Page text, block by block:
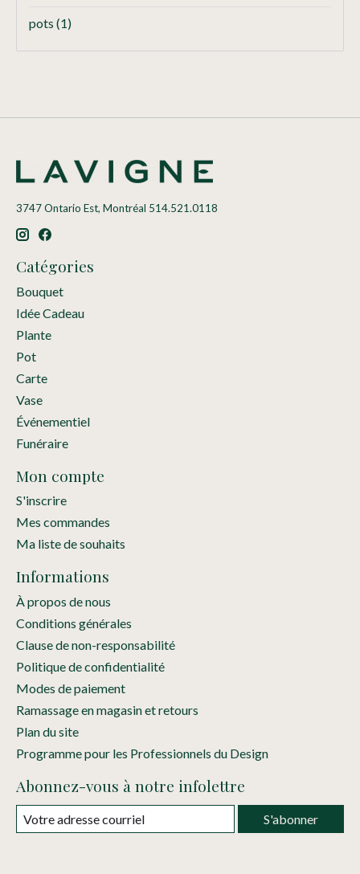
pots (1)
3747 Ontario Est, Montréal 514.521.0118
Catégories
Bouquet
Idée Cadeau
Plante
Pot
Carte
Vase
Événementiel
Funéraire
Mon compte
S'inscrire
Mes commandes
Ma liste de souhaits
Informations
À propos de nous
Conditions générales
Clause de non-responsabilité
Politique de confidentialité
Modes de paiement
Ramassage en magasin et retours
Plan du site
Programme pour les Professionnels du Design
Abonnez-vous à notre infolettre
S'abonner